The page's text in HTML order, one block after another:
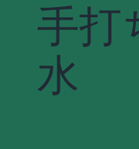
手
水